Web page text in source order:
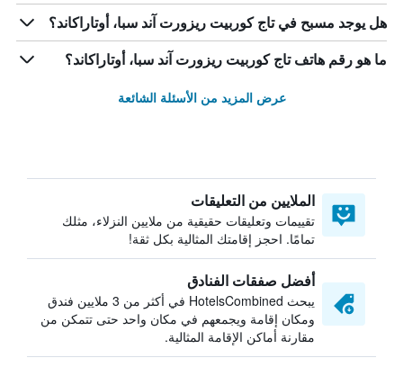
هل يوجد مسبح في تاج كوربيت ريزورت آند سبا، أوتاراكاند؟
ما هو رقم هاتف تاج كوربيت ريزورت آند سبا، أوتاراكاند؟
عرض المزيد من الأسئلة الشائعة
الملايين من التعليقات
تقييمات وتعليقات حقيقية من ملايين النزلاء، مثلك
تمامًا. احجز إقامتك المثالية بكل ثقة!
أفضل صفقات الفنادق
يبحث HotelsCombined في أكثر من 3 ملايين فندق
ومكان إقامة ويجمعهم في مكان واحد حتى تتمكن من
مقارنة أماكن الإقامة المثالية.